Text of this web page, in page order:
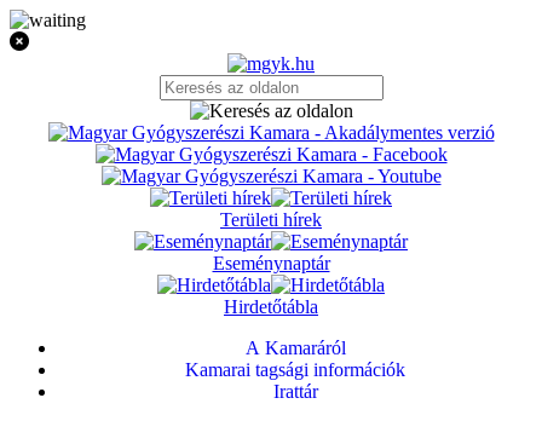
Területi hírek
Eseménynaptár
Hirdetőtábla
A Kamaráról
Kamarai tagsági információk
Irattár